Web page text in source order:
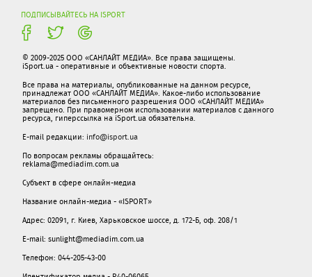
ПОДПИСЫВАЙТЕСЬ НА ISPORT
© 2009-2025 ООО «САНЛАЙТ МЕДИА». Все права защищены.
iSport.ua - оперативные и объективные новости спорта.
Все права на материалы, опубликованные на данном ресурсе,
принадлежат ООО «САНЛАЙТ МЕДИА». Какое-либо использование
материалов без письменного разрешения ООО «САНЛАЙТ МЕДИА»
запрещено. При правомерном использовании материалов с данного
ресурса, гиперссылка на iSport.ua обязательна.
E-mail редакции: info@isport.ua
По вопросам рекламы обращайтесь:
reklama@mediadim.com.ua
Субъект в сфере онлайн-медиа
Название онлайн-медиа - «ISPORT»
Адрес: 02091, г. Киев, Харьковское шоссе, д. 172-Б, оф. 208/1
E-mail: sunlight@mediadim.com.ua
Телефон: 044-205-43-00